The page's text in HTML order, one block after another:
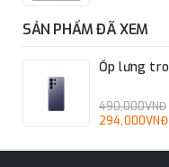
SẢN PHẨM ĐÃ XEM
Ốp lưng
490,000VNĐ
294,000VNĐ